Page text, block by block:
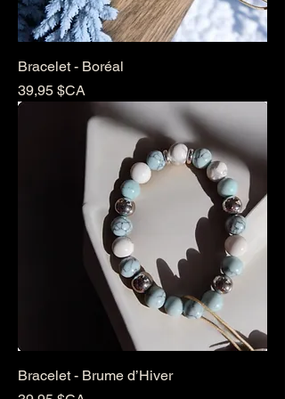
Bracelet - Boréal
Prix
39,95 $CA
Bracelet - Brume d’Hiver